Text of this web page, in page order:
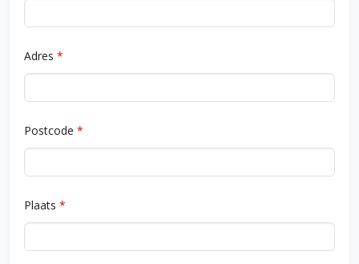
Adres *
Postcode *
Plaats *